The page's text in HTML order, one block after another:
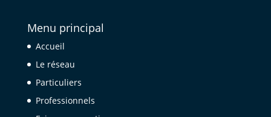
Menu principal
Accueil
Le réseau
Particuliers
Professionnels